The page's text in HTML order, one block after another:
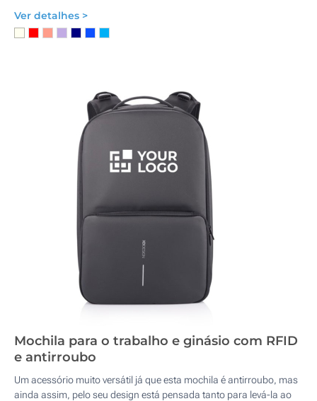
Ver detalhes >
Mochila para o trabalho e ginásio com RFID
e antirroubo
Um acessório muito versátil já que esta mochila é antirroubo, mas
ainda assim, pelo seu design está pensada tanto para levá-la ao